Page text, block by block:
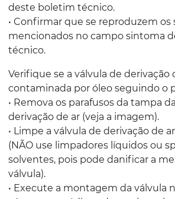
deste boletim técnico.
• Confirmar que se reproduzem os
mencionados no campo sintoma
técnico.
Verifique se a válvula de derivação
contaminada por óleo seguindo o
• Remova os parafusos da tampa
derivação de ar (veja a imagem).
• Limpe a válvula de derivação de
(NÃO use limpadores líquidos ou
solventes, pois pode danificar a
válvula).
• Execute a montagem da válvula